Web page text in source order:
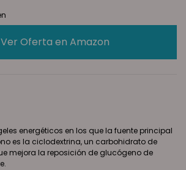
Ver Oferta en Amazon
energéticos en los que la fuente principal
es la ciclodextrina, un carbohidrato de
mejora la reposición de glucógeno de